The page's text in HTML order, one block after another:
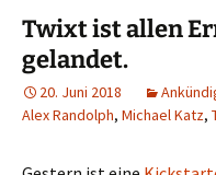
Twixt ist allen
gelandet.
20. Juni 2018
Alex Randolph, Michael Katz,